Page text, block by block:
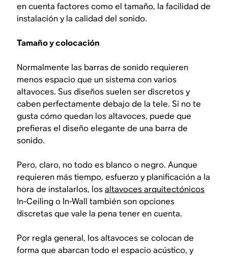
en cuenta factores como el tamaño, la facilidad de
instalación y la calidad del sonido.
Tamaño y colocación
Normalmente las barras de sonido requieren
menos espacio que un sistema con varios
altavoces. Sus diseños suelen ser discretos y
caben perfectamente debajo de la tele. Si no te
gusta cómo quedan los altavoces, puede que
prefieras el diseño elegante de una barra de
sonido.
Pero, claro, no todo es blanco o negro. Aunque
requieren más tiempo, esfuerzo y planificación a la
hora de instalarlos, losaltavoces arquitectónicos
In-Ceiling o In-Wall también son opciones
discretas que vale la pena tener en cuenta.
Por regla general, los altavoces se colocan de
forma que abarcan todo el espacio acústico, y